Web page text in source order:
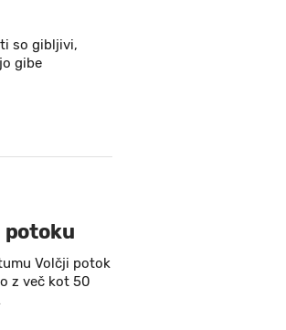
so gibljivi,
gibe
potoku
Volčji potok
z več kot 50